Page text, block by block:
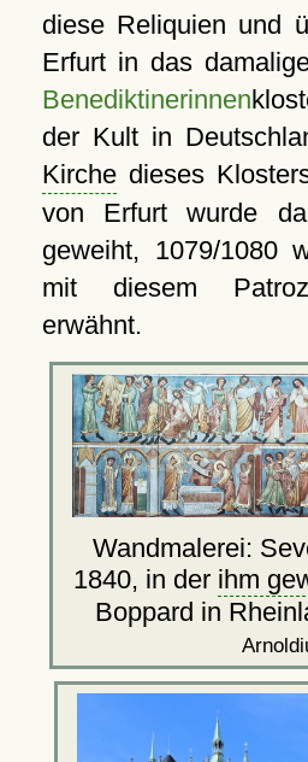
diese Reliquien und
Erfurt in das
Benediktinerinnen
der Kult in
Kirchedieses
von Erfurt wurde
geweiht, 1079/1080
mit diesem
erwähnt.
Wandmalerei:
1840, in der ihm
Boppard in